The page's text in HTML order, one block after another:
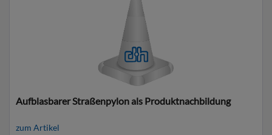
Aufblasbarer Straßenpylon als Produktnachbildung
zum Artikel